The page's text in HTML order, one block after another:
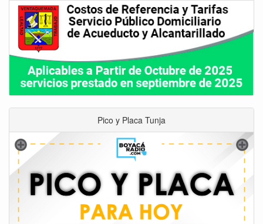
Pico y Placa Tunja